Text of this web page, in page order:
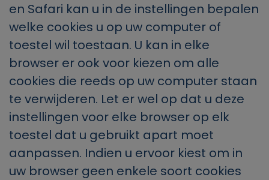
en Safari kan u in de instellingen bepalen
welke cookies u op uw computer of
toestel wil toestaan. U kan in elke
browser er ook voor kiezen om alle
cookies die reeds op uw computer staan
te verwijderen. Let er wel op dat u deze
instellingen voor elke browser op elk
toestel dat u gebruikt apart moet
aanpassen. Indien u ervoor kiest om in
uw browser geen enkele soort cookies